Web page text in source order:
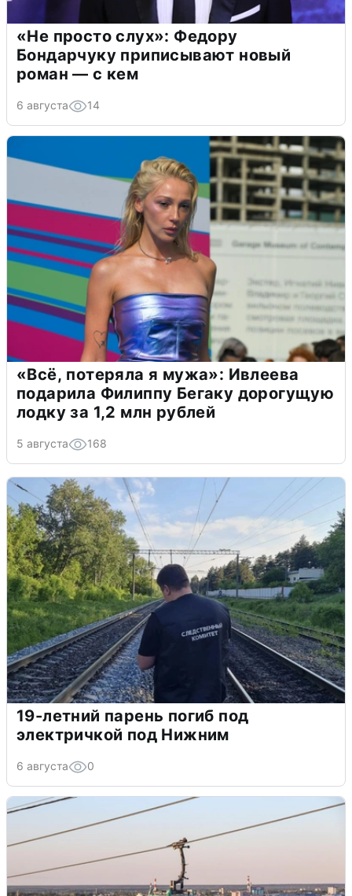
«Не просто слух»: Федору
Бондарчуку приписывают новый
роман — с кем
6 августа 14
«Всё, потеряла я мужа»: Ивлеева
подарила Филиппу Бегаку дорогущую
лодку за 1,2 млн рублей
5 августа 168
19-летний парень погиб под
электричкой под Нижним
6 августа 0